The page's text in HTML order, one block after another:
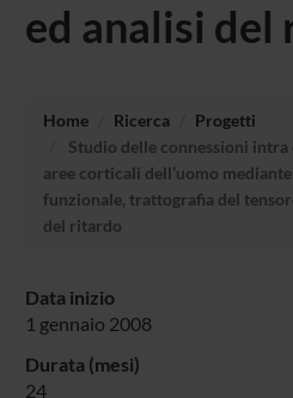
ed analisi
Home Ricerca
Progetti
Studio delle connessioni
aree corticali dell’uomo
funzionale, trattografia del
del ritardo
Data inizio
1 gennaio 2008
Durata (mesi)
24